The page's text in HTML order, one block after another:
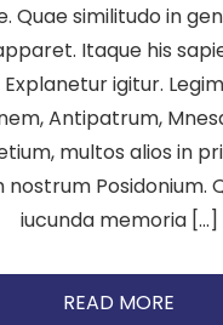
Quae similitudo in
Itaque his
igitur.
Antipatrum,
multos alios in
Posidonium.
iucunda memoria […]
READ MORE